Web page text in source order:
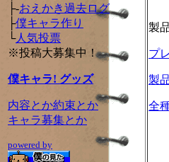
├-おえかき過去ログ
├僕キャラ作り
└人気投票
※投稿大募集中！
僕キャラ! グッズ
内容とか約束とか
キャラ募集とか
powered by
製
プ
製
全